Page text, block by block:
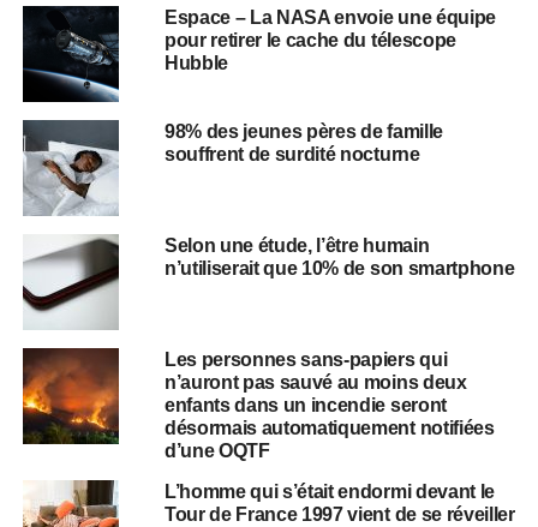
Espace – La NASA envoie une équipe
pour retirer le cache du télescope
Hubble
98% des jeunes pères de famille
souffrent de surdité nocturne
Selon une étude, l’être humain
n’utiliserait que 10% de son smartphone
Les personnes sans-papiers qui
n’auront pas sauvé au moins deux
enfants dans un incendie seront
désormais automatiquement notifiées
d’une OQTF
L’homme qui s’était endormi devant le
Tour de France 1997 vient de se réveiller